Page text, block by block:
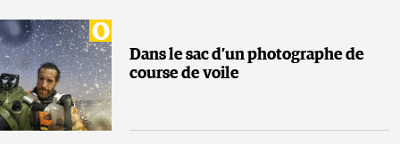
Dans le sac d’un photographe de
course de voile